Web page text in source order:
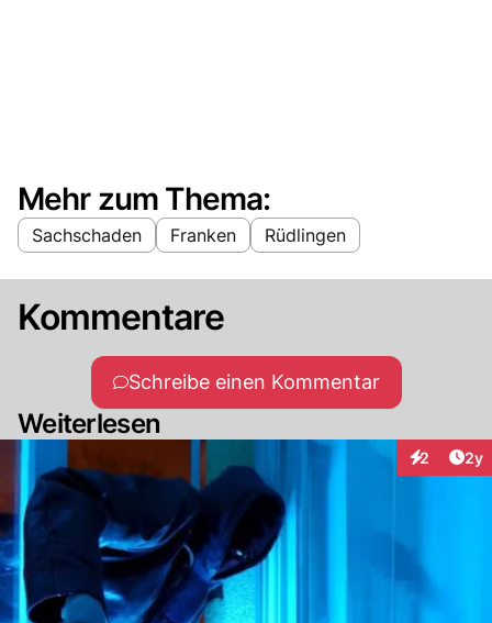
Mehr zum Thema:
Sachschaden Franken Rüdlingen
Kommentare
Schreibe einen Kommentar
Weiterlesen
2 2y